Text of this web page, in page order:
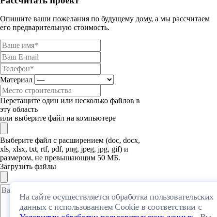
Опишите ваши пожелания по будущему дому, а мы рассчитаем
его предварительную стоимость.
Материал
Перетащите один или несколько файлов в
эту область
или выберите файл на компьютере
Выберите файл с расширением (doc, docx,
xls, xlsx, txt, rtf, pdf, png, jpeg, jpg, gif) и
размером, не превышающим 50 МБ.
Загрузить файлы
На сайте осуществляется обработка пользовательских
данных с использованием Cookie в соответствии с